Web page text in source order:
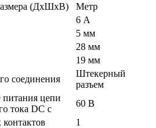
(ДхШхВ)
Метр
6 А
5 мм
28 мм
19 мм
соединения
Штекерный
разъем
цепи
тока DC с
60 В
1